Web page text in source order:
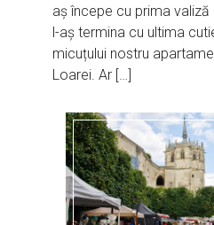
aș începe cu prima
l-aș termina cu ultima
micuțului nostru
Loarei. Ar […]